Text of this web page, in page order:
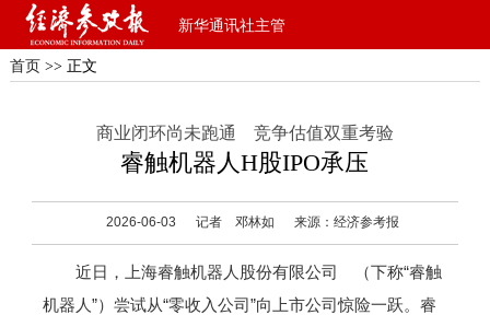
新华通讯社主管
首页 >> 正文
商业闭环尚未跑通 竞争估值双重考验
睿触机器人H股IPO承压
2026-06-03 记者 邓林如 来源：经济参考报
近日，上海睿触机器人股份有限公司 （下称“睿触
机器人”）尝试从“零收入公司”向上市公司惊险一跃。睿